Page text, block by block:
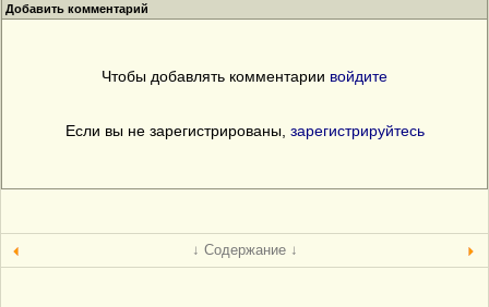
Добавить комментарий
Чтобы добавлять комментарии войдите
Если вы не зарегистрированы, зарегистрируйтесь
↓ Содержание ↓